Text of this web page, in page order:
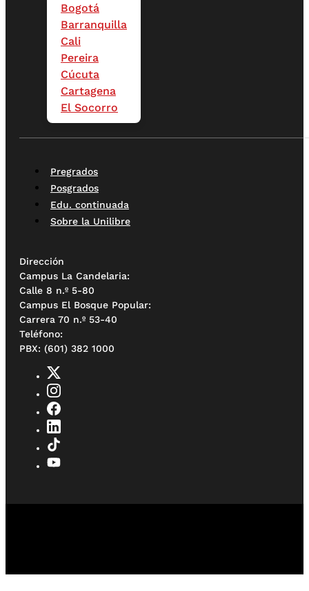
Bogotá
Barranquilla
Cali
Pereira
Cúcuta
Cartagena
El Socorro
Pregrados
Posgrados
Edu. continuada
Sobre la Unilibre
Dirección
Campus La Candelaria:
Calle 8 n.º 5-80
Campus El Bosque Popular:
Carrera 70 n.º 53-40
Teléfono:
PBX: (601) 382 1000